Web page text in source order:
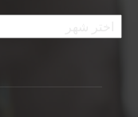
الأرشيف